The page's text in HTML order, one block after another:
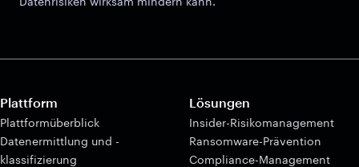
Plattform
Plattformüberblick
Datenermittlung und -
klassifizierung
Lösungen
Insider-Risikomanagement
Ransomware-Prävention
Compliance-Management